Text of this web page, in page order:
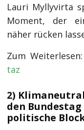
Lauri Myllyvirta
Moment, der
näher rücken
Zum Weiterlesen:
taz
2)
den
politische